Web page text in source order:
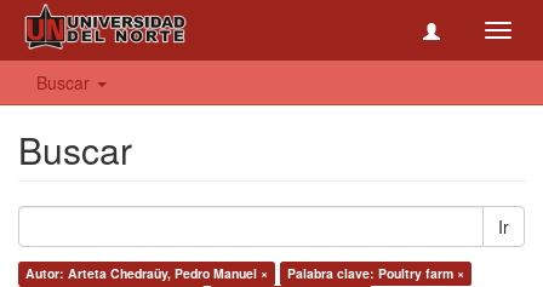
Buscar
Buscar
Ir
Autor: Arteta Chedraüy, Pedro Manuel ×
Palabra clave: Poultry farm ×